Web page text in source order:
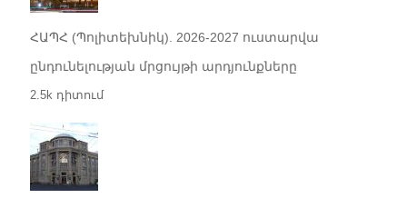
ՀԱՊՀ (Պոլիտեխնիկ). 2026-2027 ուստարվա
ընդունելության մրցույթի արդյունքները
2.5k դիտում